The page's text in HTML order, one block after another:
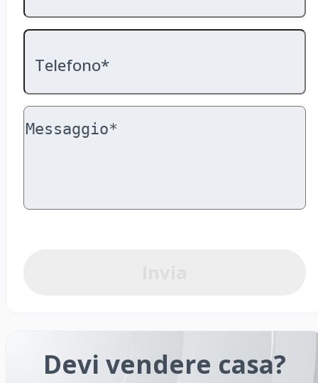
Telefono*
Devi vendere casa?